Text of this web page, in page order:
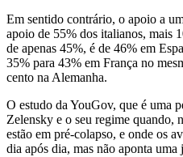
Em sentido contrário, o apoio a
apoio de 55% dos italianos, mais
de apenas 45%, é de 46% em
35% para 43% em França no
cento na Alemanha.
O estudo da YouGov, que é uma
Zelensky e o seu regime quando,
estão em pré-colapso, e onde os
dia após dia, mas não aponta